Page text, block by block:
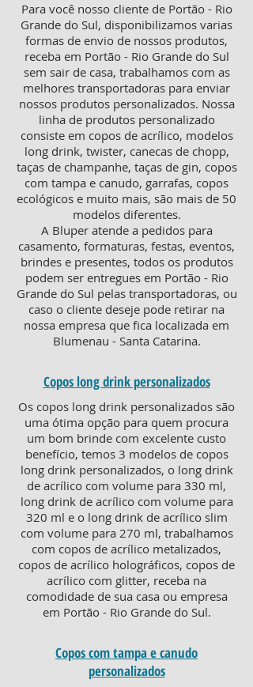
Para você nosso cliente de Portão - Rio
Grande do Sul, disponibilizamos varias
formas de envio de nossos produtos,
receba em Portão - Rio Grande do Sul
sem sair de casa, trabalhamos com as
melhores transportadoras para enviar
nossos produtos personalizados. Nossa
linha de produtos personalizado
consiste em copos de acrílico, modelos
long drink, twister, canecas de chopp,
taças de champanhe, taças de gin, copos
com tampa e canudo, garrafas, copos
ecológicos e muito mais, são mais de 50
modelos diferentes.
A Bluper atende a pedidos para
casamento, formaturas, festas, eventos,
brindes e presentes, todos os produtos
podem ser entregues em Portão - Rio
Grande do Sul pelas transportadoras, ou
caso o cliente deseje pode retirar na
nossa empresa que fica localizada em
Blumenau - Santa Catarina.
Copos long drink personalizados
Os copos long drink personalizados são
uma ótima opção para quem procura
um bom brinde com excelente custo
benefício, temos 3 modelos de copos
long drink personalizados, o long drink
de acrílico com volume para 330 ml,
long drink de acrílico com volume para
320 ml e o long drink de acrílico slim
com volume para 270 ml, trabalhamos
com copos de acrílico metalizados,
copos de acrílico holográficos, copos de
acrílico com glitter, receba na
comodidade de sua casa ou empresa
em Portão - Rio Grande do Sul.
Copos com tampa e canudo
personalizados